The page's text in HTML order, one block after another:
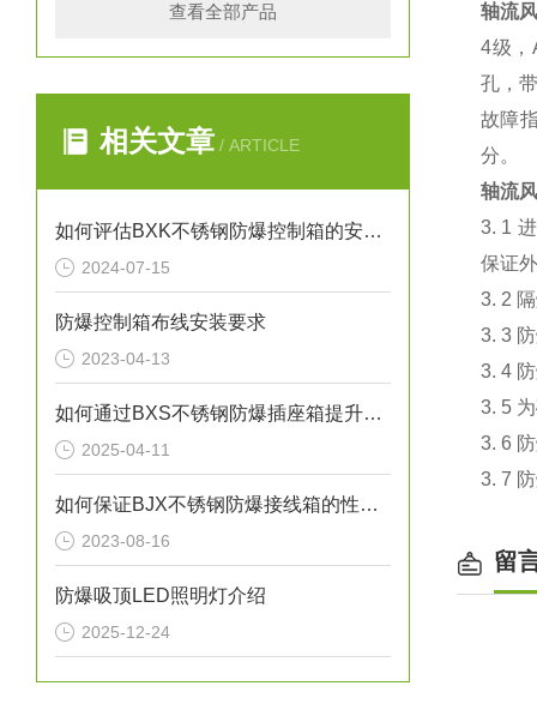
查看全部产品
相关文章 / ARTICLE
如何评估BXK不锈钢防爆控制箱的安全性能？
2024-07-15
防爆控制箱布线安装要求
2023-04-13
如何通过BXS不锈钢防爆插座箱提升电气安全性？
2025-04-11
如何保证BJX不锈钢防爆接线箱的性能和安全性
2023-08-16
防爆吸顶LED照明灯介绍
2025-12-24
轴流
4级，
孔，
故障
分。
轴流
3. 1
保证
3. 2
3. 3
3. 4
3. 5
3. 6
3. 7
留